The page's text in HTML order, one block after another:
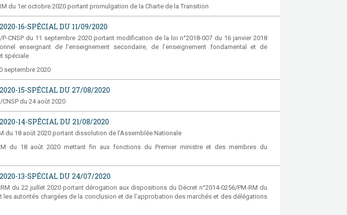
du 1er octobre 2020 portant promulgation de la Charte de la Transition
16-SPÉCIAL DU 11/09/2020
P-CNSP du 11 septembre 2020 portant modification de la loi n°2018-007 du 16 janvier 2018
enseignant de l’enseignement secondaire, de l’enseignement fondamental et de
spéciale
septembre 2020
15-SPÉCIAL DU 27/08/2020
du 24 août 2020
14-SPÉCIAL DU 21/08/2020
du 18 août 2020 portant dissolution de l’Assemblée Nationale
RM du 18 août 2020 mettant fin aux fonctions du Premier ministre et des membres du
13-SPÉCIAL DU 24/07/2020
RM du 22 juillet 2020 portant dérogation aux dispositions du Décret n°2014-0256/PM-RM du
les autorités chargées de la conclusion et de l’approbation des marchés et des délégations